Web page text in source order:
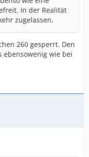
In der Realität
zugelassen.
260 gesperrt. Den
ebensowenig wie bei